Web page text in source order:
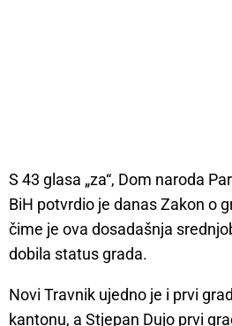
S 43 glasa „za“, Dom naroda
BiH potvrdio je danas Zakon o
čime je ova dosadašnja
dobila status grada.
Novi Travnik ujedno je i prvi
kantonu, a Stjepan Dujo prvi